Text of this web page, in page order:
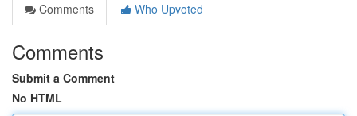
Comments
Who Upvoted
Comments
Submit a Comment
No HTML